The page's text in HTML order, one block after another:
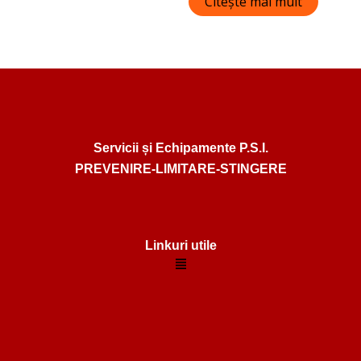
0
din
Servicii și Echipamente P.S.I.
PREVENIRE-LIMITARE-STINGERE
Linkuri utile
Menu